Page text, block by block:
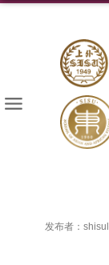
发布者：